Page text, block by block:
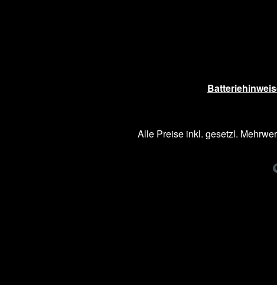
Alle Preise inkl. gesetzl.